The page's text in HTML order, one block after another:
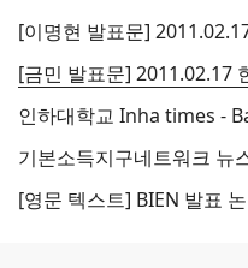
인하대학교 Inha times -
기본소득지구네트워크 뉴
[영문 텍스트] BIEN 발표